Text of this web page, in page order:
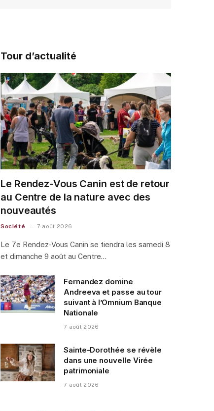
Tour d’actualité
Le Rendez-Vous Canin est de retour
au Centre de la nature avec des
nouveautés
Société 7 août 2026
Le 7e Rendez-Vous Canin se tiendra les samedi 8
et dimanche 9 août au Centre…
Fernandez domine
Andreeva et passe au tour
suivant à l’Omnium Banque
Nationale
7 août 2026
Sainte-Dorothée se révèle
dans une nouvelle Virée
patrimoniale
7 août 2026